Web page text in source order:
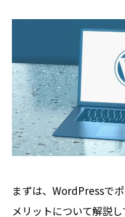
まずは、WordPressで
メリットについて解説し